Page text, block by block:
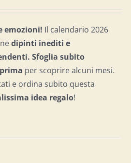
era:
€20,00.
è:
€15,00.
emozioni! Il calendario 2026
dipinti inediti e
Sfoglia subito
per scoprire alcuni mesi.
e ordina subito questa
idea regalo!